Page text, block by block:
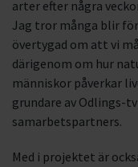
arter efter några
Jag tror många blir
övertygad om att vi
därigenom om hur
människor påverkar
grundare av Odlings-
samarbetspartners.
Med i projektet är